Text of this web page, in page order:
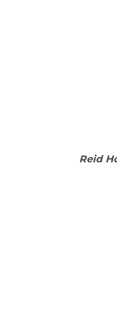
Reid